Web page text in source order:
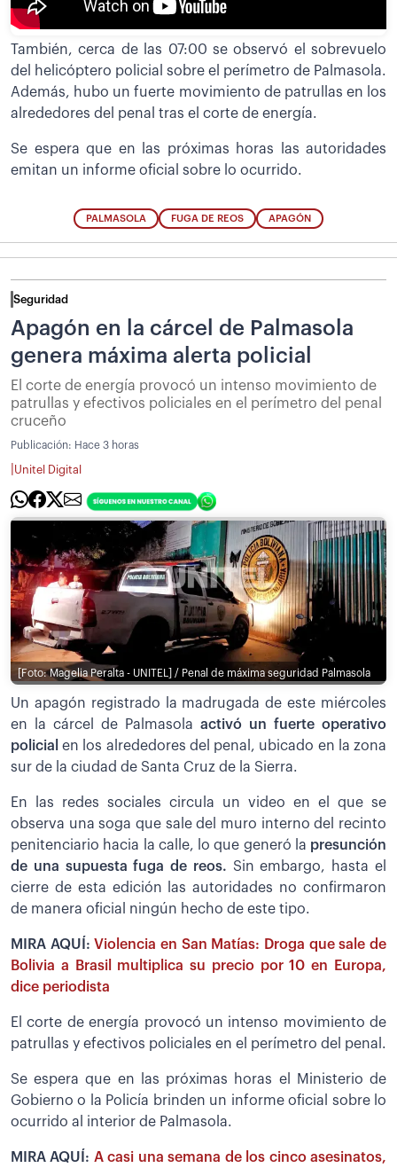
También, cerca de las 07:00 se observó el sobrevuelo
del helicóptero policial sobre el perímetro de Palmasola.
Además, hubo un fuerte movimiento de patrullas en los
alrededores del penal tras el corte de energía.
Se espera que en las próximas horas las autoridades
emitan un informe oficial sobre lo ocurrido.
PALMASOLA FUGA DE REOS APAGÓN
Seguridad
Apagón en la cárcel de Palmasola
genera máxima alerta policial
El corte de energía provocó un intenso movimiento de
patrullas y efectivos policiales en el perímetro del penal
cruceño
Publicación: Hace 3 horas
Unitel Digital
[Foto: Magelia Peralta - UNITEL] / Penal de máxima seguridad Palmasola
Un apagón registrado la madrugada de este miércoles
en la cárcel de Palmasola activó un fuerte operativo
policialen los alrededores del penal, ubicado en la zona
sur de la ciudad de Santa Cruz de la Sierra.
En las redes sociales circula un video en el que se
observa una soga que sale del muro interno del recinto
penitenciario hacia la calle, lo que generó la presunción
de una supuesta fuga de reos. Sin embargo, hasta el
cierre de esta edición las autoridades no confirmaron
de manera oficial ningún hecho de este tipo.
MIRA AQUÍ:Violencia en San Matías: Droga que sale de
Bolivia a Brasil multiplica su precio por 10 en Europa,
dice periodista
El corte de energía provocó un intenso movimiento de
patrullas y efectivos policiales en el perímetro del penal.
Se espera que en las próximas horas el Ministerio de
Gobierno o la Policía brinden un informe oficial sobre lo
ocurrido al interior de Palmasola.
MIRA AQUÍ: A casi una semana de los cinco asesinatos,